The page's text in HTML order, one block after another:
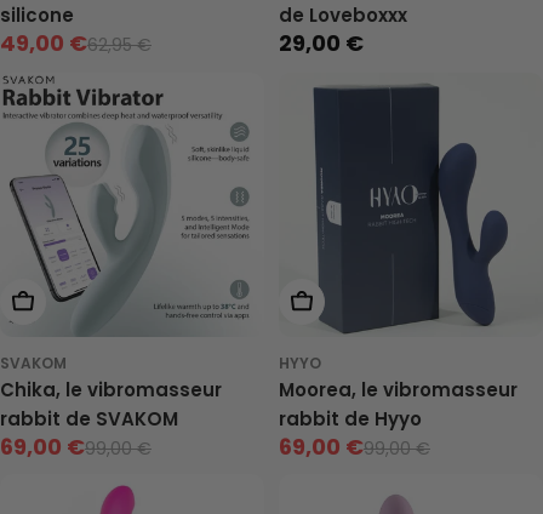
silicone
Prix
de
vente
49,00 €
Prix
neuf
62,95 €
de Loveboxxx
Prix
neuf
29,00 €
Ajouter Au Panier
SVAKOM
Chika, le vibromasseur
rabbit de SVAKOM
Prix
69,00 €
Prix 99,00 €
Ajouter Au Panier
HYYO
Moorea, le vibromasseur
rabbit de Hyyo
Prix
69,00 €
Prix
99,00 €